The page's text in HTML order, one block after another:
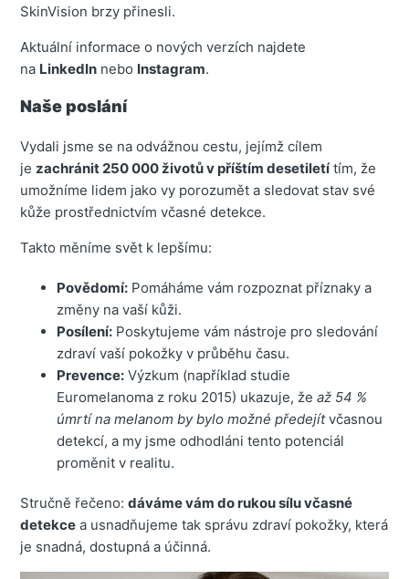
SkinVision brzy přinesli.
Aktuální informace o nových verzích najdete
na LinkedIn nebo Instagram.
Naše poslání
Vydali jsme se na odvážnou cestu, jejímž cílem
jezachránit 250 000 životů v příštím desetiletítím, že
umožníme lidem jako vy porozumět a sledovat stav své
kůže prostřednictvím včasné detekce.
Takto měníme svět k lepšímu:
Povědomí: Pomáháme vám rozpoznat příznaky a
změny na vaší kůži.
Posílení: Poskytujeme vám nástroje pro sledování
zdraví vaší pokožky v průběhu času.
Prevence: Výzkum (například studie
Euromelanoma z roku 2015) ukazuje, žeaž 54 %
úmrtí na melanom by bylo možné předejítvčasnou
detekcí, a my jsme odhodláni tento potenciál
proměnit v realitu.
Stručně řečeno:dáváme vám do rukou sílu včasné
detekce a usnadňujeme tak správu zdraví pokožky, která
je snadná, dostupná a účinná.